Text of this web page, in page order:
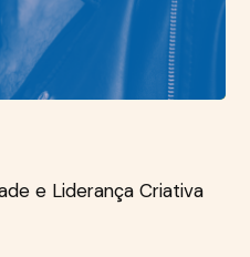
e Liderança Criativa